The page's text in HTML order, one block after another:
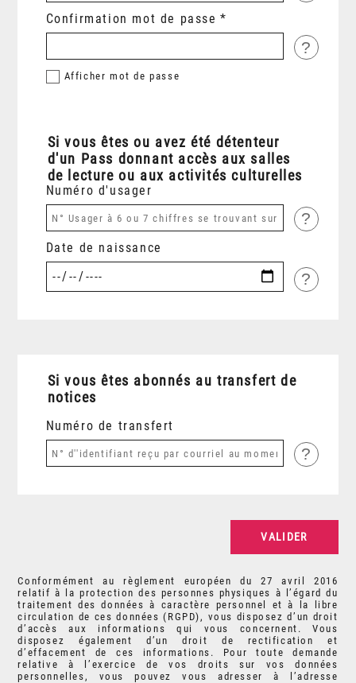
Confirmation mot de passe
?
Afficher mot de passe
Si vous êtes ou avez été détenteur
d'un Pass donnant accès aux salles
de lecture ou aux activités culturelles
Numéro d'usager
?
Date de naissance
?
Si vous êtes abonnés au transfert de
notices
Numéro de transfert
?
Conformément au règlement européen du 27 avril 2016
relatif à la protection des personnes physiques à l’égard du
traitement des données à caractère personnel et à la libre
circulation de ces données (RGPD), vous disposez d’un droit
d’accès aux informations qui vous concernent. Vous
disposez également d’un droit de rectification et
d’effacement de ces informations. Pour toute demande
relative à l’exercice de vos droits sur vos données
personnelles, vous pouvez vous adresser à l’adresse